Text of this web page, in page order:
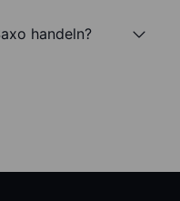
handeln?